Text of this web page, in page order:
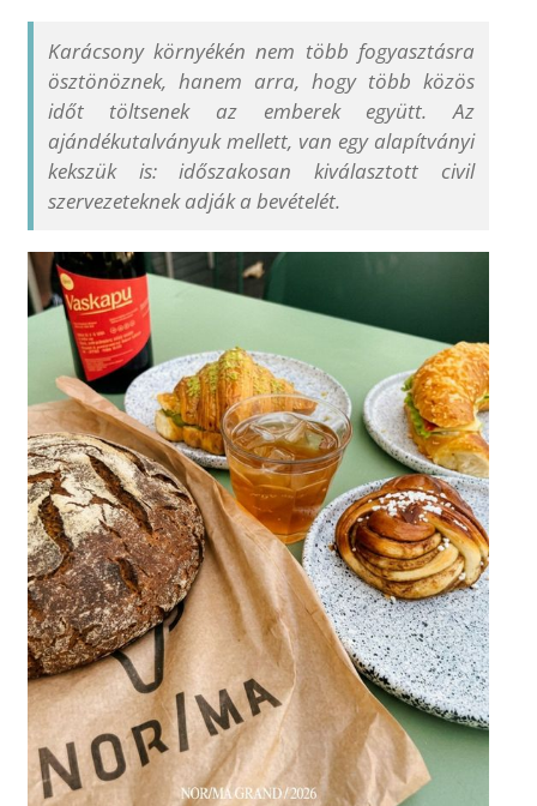
Karácsony környékén nem több fogyasztásra
ösztönöznek, hanem arra, hogy több közös
időt töltsenek az emberek együtt. Az
ajándékutalványuk mellett, van egy alapítványi
kekszük is: időszakosan kiválasztott civil
szervezeteknek adják a bevételét.